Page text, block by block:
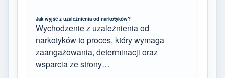
Jak wyjść z uzależnienia od narkotyków?
Wychodzenie z uzależnienia od
narkotyków to proces, który wymaga
zaangażowania, determinacji oraz
wsparcia ze strony…